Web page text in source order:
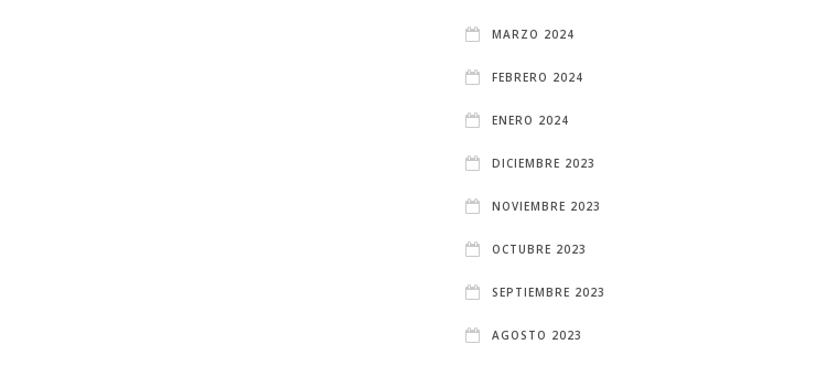
MARZO 2024
FEBRERO 2024
ENERO 2024
DICIEMBRE 2023
NOVIEMBRE 2023
OCTUBRE 2023
SEPTIEMBRE 2023
AGOSTO 2023